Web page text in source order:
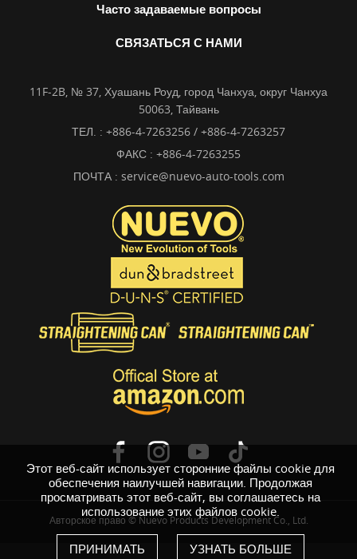
Этот веб-сайт использует сторонние файлы cookie для
обеспечения наилучшей навигации. Продолжая
просматривать этот веб-сайт, вы соглашаетесь на
использование этих файлов cookie.
ПРИНИМАТЬ УЗНАТЬ БОЛЬШЕ
Часто задаваемые вопросы
СВЯЗАТЬСЯ С НАМИ
11F-2B, № 37, Хуашань Роуд, город Чанхуа, округ Чанхуа
50063, Тайвань
ТЕЛ. : +886-4-7263256 / +886-4-7263257
ФАКС : +886-4-7263255
ПОЧТА : service@nuevo-auto-tools.com
Авторское право © Nuevo Products Development Co., Ltd.